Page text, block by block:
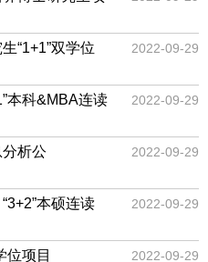
“1+1”双学位
2022-09-29
本科&MBA连读
2022-09-29
析公
2022-09-29
本硕连读
2022-09-29
位项目 2022-09-29